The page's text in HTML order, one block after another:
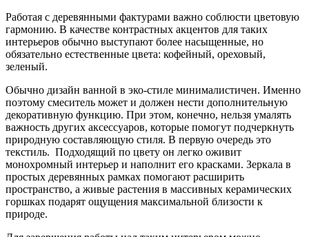
Работая с деревянными фактурами важно соблюсти цветовую
гармонию. В качестве контрастных акцентов для таких
интерьеров обычно выступают более насыщенные, но
обязательно естественные цвета: кофейный, ореховый,
зеленый.
Обычно дизайн ванной в эко-стиле минималистичен. Именно
поэтому смеситель может и должен нести дополнительную
декоративную функцию. При этом, конечно, нельзя умалять
важность других аксессуаров, которые помогут подчеркнуть
природную составляющую стиля. В первую очередь это
текстиль. Подходящий по цвету он легко оживит
монохромный интерьер и наполнит его красками. Зеркала в
простых деревянных рамках помогают расширить
пространство, а живые растения в массивных керамических
горшках подарят ощущения максимальной близости к
природе.